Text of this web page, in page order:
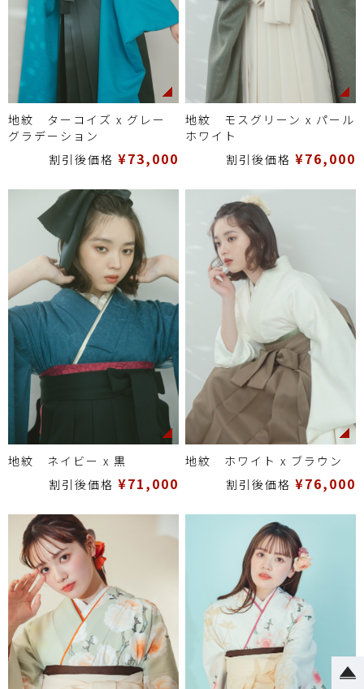
地紋 ターコイズ x グレー
グラデーション
割引後価格 ¥73,000
地紋 モスグリーン x パール
ホワイト
割引後価格 ¥76,000
地紋 ネイビー x 黒
割引後価格 ¥71,000
地紋 ホワイト x ブラウン
割引後価格 ¥76,000